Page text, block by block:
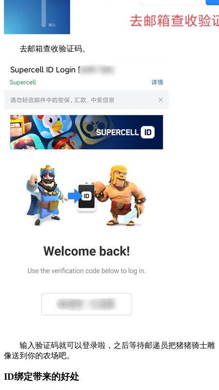
去邮箱查收验证码。
输入验证码就可以登录啦，之后等待邮递员把猪猪骑士雕
像送到你的农场吧。
ID绑定带来的好处